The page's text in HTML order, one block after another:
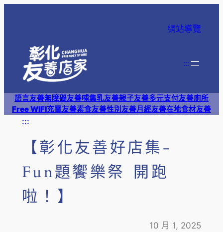
網站導覽
:::
語言友善無障礙友善哺集乳友善親子友善多元支付友善廁所
Free WIFI充電友善素食友善性別友善月經友善在地食材友善
:::
【彰化友善好店集-
Fun題饗樂祭 開跑
啦！】
10 月 1, 2025